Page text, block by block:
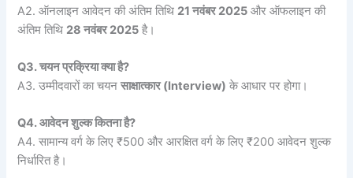
A2. ऑनलाइन आवेदन की अंतिम तिथि 21 नवंबर 2025 और ऑफलाइन की
अंतिम तिथि 28 नवंबर 2025 है।
Q3. चयन प्रक्रिया क्या है?
A3. उम्मीदवारों का चयनसाक्षात्कार (Interview) के आधार पर होगा।
Q4. आवेदन शुल्क कितना है?
A4. सामान्य वर्ग के लिए ₹500 और आरक्षित वर्ग के लिए ₹200 आवेदन शुल्क
निर्धारित है।